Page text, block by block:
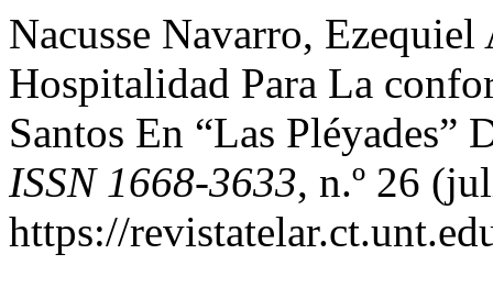
Nacusse Navarro,
Hospitalidad Para La
Santos En “Las Pléyades”
ISSN 1668-3633, n.º 26
https://